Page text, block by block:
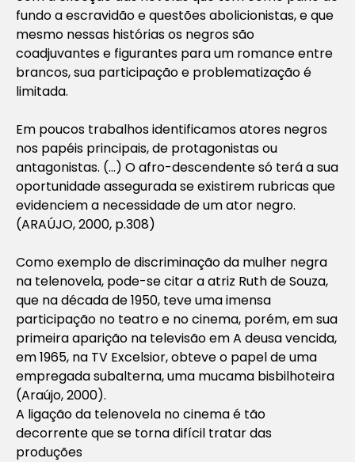
fundo a escravidão e questões abolicionistas, e que
mesmo nessas histórias os negros são
coadjuvantes e figurantes para um romance entre
brancos, sua participação e problematização é
limitada.
Em poucos trabalhos identificamos atores negros
nos papéis principais, de protagonistas ou
antagonistas. (…) O afro-descendente só terá a sua
oportunidade assegurada se existirem rubricas que
evidenciem a necessidade de um ator negro.
(ARAÚJO, 2000, p.308)
Como exemplo de discriminação da mulher negra
na telenovela, pode-se citar a atriz Ruth de Souza,
que na década de 1950, teve uma imensa
participação no teatro e no cinema, porém, em sua
primeira aparição na televisão emA deusa vencida,
em 1965, na TV Excelsior, obteve o papel de uma
empregada subalterna, uma mucama bisbilhoteira
(Araújo, 2000).
A ligação da telenovela no cinema é tão
decorrente que se torna difícil tratar das
produções